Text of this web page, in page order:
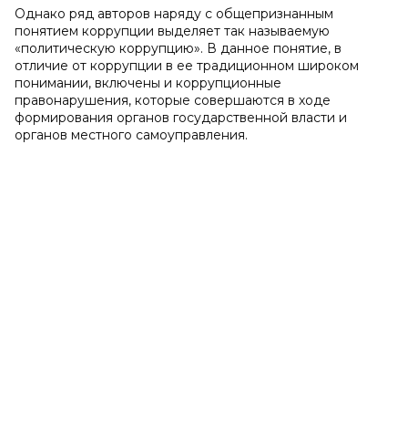
Однако ряд авторов наряду с общепризнанным
понятием коррупции выделяет так называемую
«политическую коррупцию». В данное понятие, в
отличие от коррупции в ее традиционном широком
понимании, включены и коррупционные
правонарушения, которые совершаются в ходе
формирования органов государственной власти и
органов местного самоуправления.